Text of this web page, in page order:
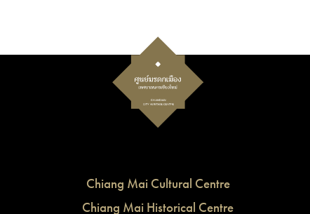
Chiang Mai Cultural Centre
Chiang Mai Historical Centre